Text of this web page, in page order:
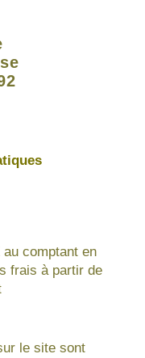
comptant en
frais à partir de
le site sont